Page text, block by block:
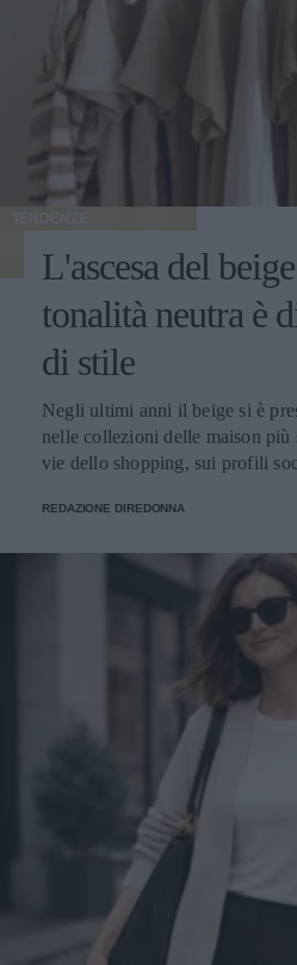
TENDENZE
L'ascesa del
tonalità neutra è
di stile
Negli ultimi anni il beige si è preso la scena. Lo si trova nelle collezioni delle maison più seguite, nelle vetrine delle vie dello shopping, sui profili social delle insider del settore e nei guardaroba delle donne che alla moda dedicano attenzione. È diventato il colore che racconta il momento, quello che torna ogni stagione con declinazioni sempre nuove e che oggi vive un'esposizione mediatica raramente vista in passato. Le ragioni di questa centralità si intrecciano. Il beige risponde perfettamente al gusto contemporaneo per l'eleganza misurata, fatta di toni desaturati e capi pensati per durare. Si adatta splendidamente nei contesti più diversi: in ufficio, a una cena, in un weekend fuori porta, mantenendo sempre lo stesso registro raffinato. E lavora benissimo davanti all'obiettivo, sotto qualunque tipo di luce, su qualunque tipo di sfondo urbano o naturale. Il risultato è che oggi parlare di moda femminile senza nominare il beige è praticamente impossibile. Cappotti, giacche, trench, pantaloni, maglie, accessori: la palette neutra ha colonizzato ogni categoria del guardaroba, con una versatilità che continua a sorprendere addette ai lavori e appassionate. Le mille sfumature di una tonalità solo apparentemente uniforme Dietro al beige si nasconde una gamma cromatica vastissima, fatta di sfumature che cambiano carattere a seconda di quanto pendono verso il caldo o verso il freddo, di quanto sono sature o desaturate, di quanto si avvicinano al bianco o si spingono verso il marrone. Quelle più calde - cammello, biscotto, tabacco, miele - evocano immediatamente comfort e ricchezza. Hanno una nota dorata che richiama i tessuti pregiati come il cashmere e la lana d'agnello, e nelle collezioni invernali fanno la parte del leone. Le si vede su cappotti dal taglio classico, su giacche dalla linea morbida, su maglie oversize pensate per i mesi freddi. Le sfumature fredde - greige, nude rosato, beige cinereo, taupe - raccontano un'altra storia. Sono più contemporanee e sono perfette su tagli netti e silhouette moderne. Hanno conquistato spazio nel gusto urbano delle grandi capitali della moda, da Copenaghen a Tokyo, dove vengono interpretate in chiave minimalista con linee rigorose e proporzioni studiate. Tra questi due poli si muovono i beige neutri, i veri jolly del guardaroba che si abbinano a tutto: ai grigi, ai blu, ai bianchi, ai colori accesi che vogliano un punto di calma. Sono le tonalità che ogni stylist tiene a portata di mano per bilanciare un look senza forzature. A ognuna la sua sfumatura Una delle ragioni del successo del beige è semplice: con la sfumatura giusta, sta bene davvero a tutte. La famiglia cromatica è così ampia che ogni tipo di carnagione trova la sua declinazione ideale - basta scegliere il sottotono adatto al colore della pelle, degli occhi e dei capelli. Le donne con pelle chiara e sottotono freddo trovano la loro dimensione nei greige, nei nude rosati e nei beige cinerei, che dialogano in modo naturale con incarnati tenui. Le pelli ambrate, olivastre o dorate si illuminano con i cammello, i biscotto e i tabacco, che esaltano il calore della carnagione. Le pelli medie con sottotono neutro hanno la fortuna di poter giocare con quasi tutte le sfumature della palette, dalle più chiare alle più sature. Un altro punto di forza è il rapporto con la luce. Sotto il sole estivo il beige si accende e diventa solare, sotto i cieli grigi invernali mantiene calore e presenza, alla luce artificiale degli ambienti chiusi resta sempre raffinato senza appiattirsi. Pochi colori conservano il proprio carattere in ogni condizione di illuminazione, e questa qualità rende il beige un alleato prezioso per le giornate fatte di molti cambi di scena. A questo si aggiunge la sua flessibilità: il beige si adatta a ogni ambiente, dal più formale al più rilassato. Sta bene in ufficio, in una riunione importante, a una cerimonia, a una cena tra amiche, a una passeggiata del sabato pomeriggio. Pochi colori coprono una gamma così ampia di occasioni mantenendo intatta la propria eleganza. Total beige: come indossarlo senza appiattirlo Tra le tendenze più forti degli ultimi anni c'è il total beige look, che consiste nel vestirsi interamente in sfumature della stessa famiglia cromatica, dal capospalla alle scarpe. Una formula che richiede attenzione per riuscire bene, ma che ben dosata regala risultati di grande raffinatezza. Il segreto sta nel giocare con sottotoni vicini ma diversi. Un pantalone color sabbia abbinato a una camicia écru e a un capospalla cammello dà molto più carattere di un look fatto di un'unica identica tonalità ripetuta dalla testa ai piedi. Le piccole variazioni cromatiche danno profondità all'insieme e impediscono l'effetto monotono. Determinante è anche il mix di materiali. Quando il colore è uniforme, sono le texture a fare la differenza: una camicia di seta sotto una giacca di lana, un pantalone di lino con un capospalla in cashmere, accessori in pelle che dialogano con maglie morbide. Il gioco delle superfici tattili è ciò che trasforma un total look beige da banale a sofisticato. Attenzione alla la regola del dettaglio che spezza. Una cintura in cuoio scuro, una collana dorata, un foulard con un accento più caldo o più freddo: piccoli scostamenti che danno ritmo al look e gli regalano carattere senza intaccare la coerenza cromatica. Un accessorio scelto bene fa la differenza tra un outfit elegante e un outfit memorabile. Dal lino estivo al cashmere invernale: una palette per tutto l'anno Una delle qualità più apprezzate del beige è la capacità di accompagnare il guardaroba lungo tutte le stagioni. In estate vive nei lini grezzi, nei cotoni leggeri e nelle sete fresche; in primavera e autunno passa ai twill, ai
REDAZIONE DIREDONNA